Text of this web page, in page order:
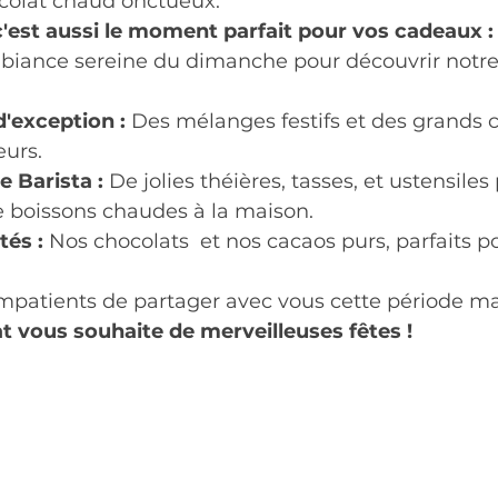
aussi le moment parfait pour vos cadeaux :
sereine du dimanche pour découvrir
: Des mélanges festifs et des grands
Barista : De jolies théières, tasses, et
chaudes à la maison.
: Nos chocolats  et nos cacaos purs, parfaits
de partager avec vous cette période
vous souhaite de merveilleuses fêtes !